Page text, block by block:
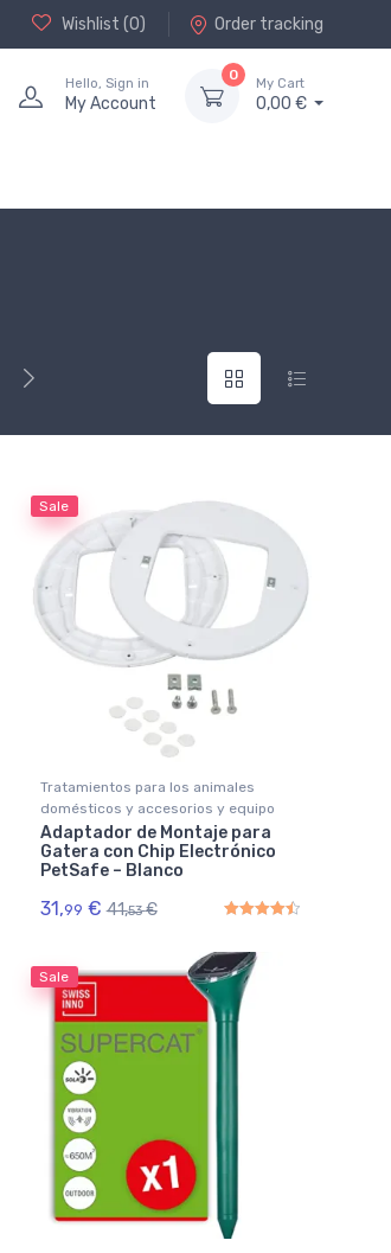
Wishlist (0) Order tracking
Hello, Sign in
My Account
0
My Cart
0,00 €
Sale
Tratamientos para los animales
domésticos y accesorios y equipo
Adaptador de Montaje para
Gatera con Chip Electrónico
PetSafe – Blanco
31,99 € 41,53 €
Sale